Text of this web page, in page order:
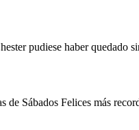
pudiese haber quedado
de Sábados Felices más